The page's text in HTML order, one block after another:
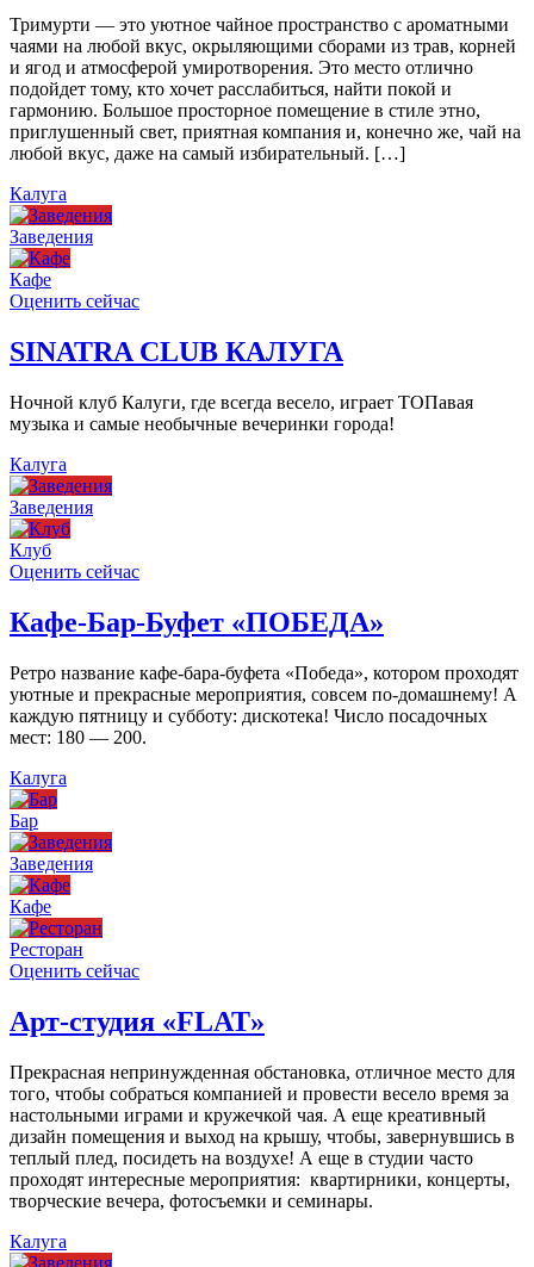
Тримурти — это уютное чайное пространство с ароматными
чаями на любой вкус, окрыляющими сборами из трав, корней
и ягод и атмосферой умиротворения. Это место отлично
подойдет тому, кто хочет расслабиться, найти покой и
гармонию. Большое просторное помещение в стиле этно,
приглушенный свет, приятная компания и, конечно же, чай на
любой вкус, даже на самый избирательный. […]
Калуга
Заведения
Кафе
Оценить сейчас
SINATRA CLUB КАЛУГА
Ночной клуб Калуги, где всегда весело, играет ТОПавая
музыка и самые необычные вечеринки города!
Калуга
Заведения
Клуб
Оценить сейчас
Кафе-Бар-Буфет «ПОБЕДА»
Ретро название кафе-бара-буфета «Победа», котором проходят
уютные и прекрасные мероприятия, совсем по-домашнему! А
каждую пятницу и субботу: дискотека! Число посадочных
мест: 180 — 200.
Калуга
Бар
Заведения
Кафе
Ресторан
Оценить сейчас
Арт-студия «FLAT»
Прекрасная непринужденная обстановка, отличное место для
того, чтобы собраться компанией и провести весело время за
настольными играми и кружечкой чая. А еще креативный
дизайн помещения и выход на крышу, чтобы, завернувшись в
теплый плед, посидеть на воздухе! А еще в студии часто
проходят интересные мероприятия: квартирники, концерты,
творческие вечера, фотосъемки и семинары.
Калуга